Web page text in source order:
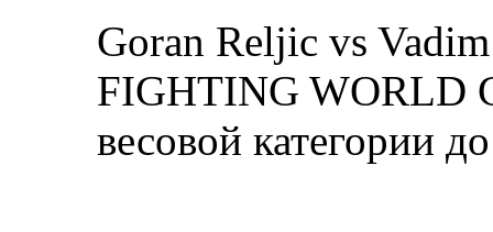
Goran Reljic vs
FIGHTING WORLD
весовой категории